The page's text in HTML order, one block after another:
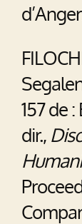
157 de
dir.,